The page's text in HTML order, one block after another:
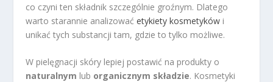
co czyni ten składnik szczególnie groźnym. Dlatego
warto starannie analizowaćetykiety kosmetyków i
unikać tych substancji tam, gdzie to tylko możliwe.
W pielęgnacji skóry lepiej postawić na produkty o
naturalnym lub organicznym składzie. Kosmetyki